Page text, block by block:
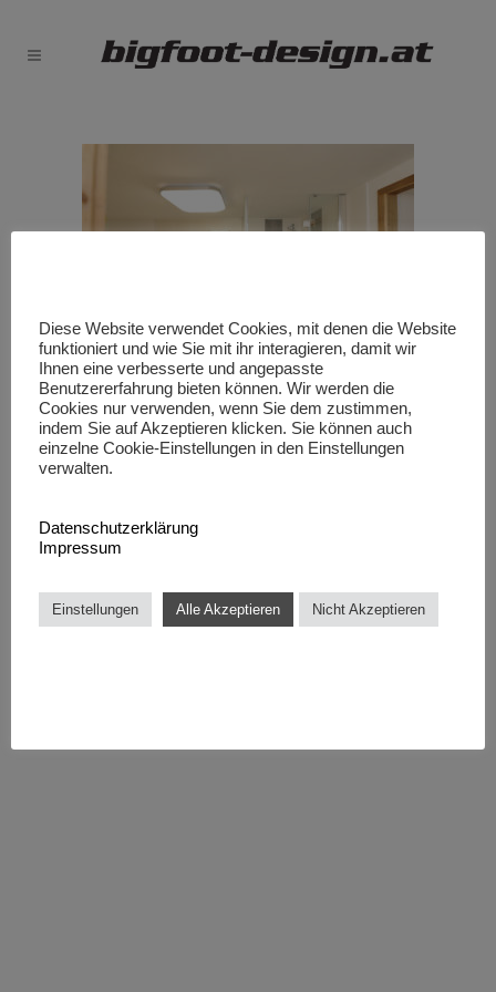
Chalet Badezimmer Souterrain
Diese Website verwendet Cookies, mit denen die Website
funktioniert und wie Sie mit ihr interagieren, damit wir
Ihnen eine verbesserte und angepasste
Benutzererfahrung bieten können. Wir werden die
Cookies nur verwenden, wenn Sie dem zustimmen,
indem Sie auf Akzeptieren klicken. Sie können auch
einzelne Cookie-Einstellungen in den Einstellungen
verwalten.
Datenschutzerklärung
Impressum
Einstellungen Alle Akzeptieren Nicht Akzeptieren